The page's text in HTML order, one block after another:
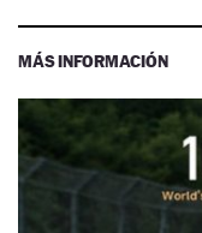
MÁS INFORMACIÓN